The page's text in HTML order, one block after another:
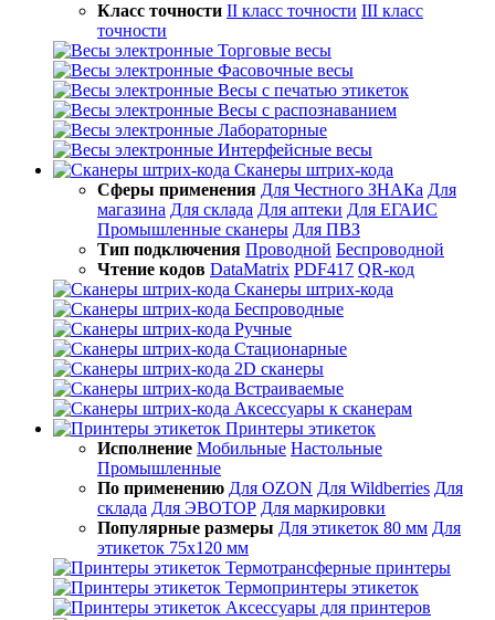
Класс точности II класс точности III класс
точности
Торговые весы
Фасовочные весы
Весы с печатью этикеток
Весы с распознаванием
Лабораторные
Интерфейсные весы
Сканеры штрих-кода
Сферы применения Для Честного ЗНАКа Для
магазина Для склада Для аптеки Для ЕГАИС
Промышленные сканеры Для ПВЗ
Тип подключения Проводной Беспроводной
Чтение кодов DataMatrix PDF417 QR-код
Сканеры штрих-кода
Беспроводные
Ручные
Стационарные
2D сканеры
Встраиваемые
Аксессуары к сканерам
Принтеры этикеток
Исполнение Мобильные Настольные
Промышленные
По применению Для OZON Для Wildberries Для
склада Для ЭВОТОР Для маркировки
Популярные размеры Для этикеток 80 мм Для
этикеток 75х120 мм
Термотрансферные принтеры
Термопринтеры этикеток
Аксессуары для принтеров